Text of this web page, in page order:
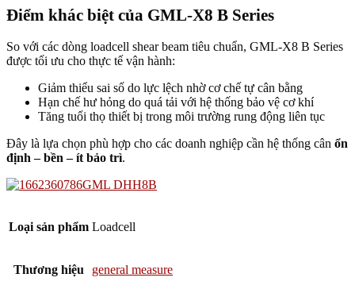
Điểm khác biệt của GML-X8 B Series
So với các dòng loadcell shear beam tiêu chuẩn, GML-X8 B Series
được tối ưu cho thực tế vận hành:
Giảm thiểu sai số do lực lệch nhờ cơ chế tự cân bằng
Hạn chế hư hỏng do quá tải với hệ thống bảo vệ cơ khí
Tăng tuổi thọ thiết bị trong môi trường rung động liên tục
Đây là lựa chọn phù hợp cho các doanh nghiệp cần hệ thống cân ổn
định – bền – ít bảo trì.
Loại sản phẩm Loadcell
Thương hiệu general measure